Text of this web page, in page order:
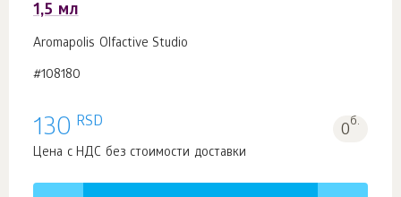
1,5 мл
Aromapolis Olfactive Studio
#108180
130 RSD 0б.
Цена с НДС без стоимости доставки